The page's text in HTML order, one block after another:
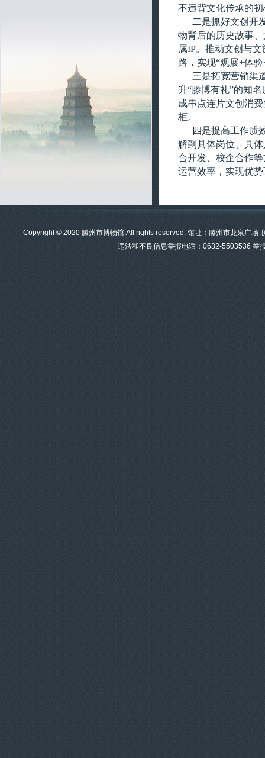
不违背文化传承的
二是抓好文创开
物背后的历史故事
属IP。推动文创与
路，实现“观展+体
三是拓宽营销渠
升“滕博有礼”的知
成串点连片文创消
柜。
四是提高工作质
解到具体岗位、具
合开发、校企合作
运营效率，实现优
Copyright © 2020 滕州市博物馆.All rights reserved. 馆址：滕州市龙泉广场
违法和不良信息举报电话：0632-5503536 举